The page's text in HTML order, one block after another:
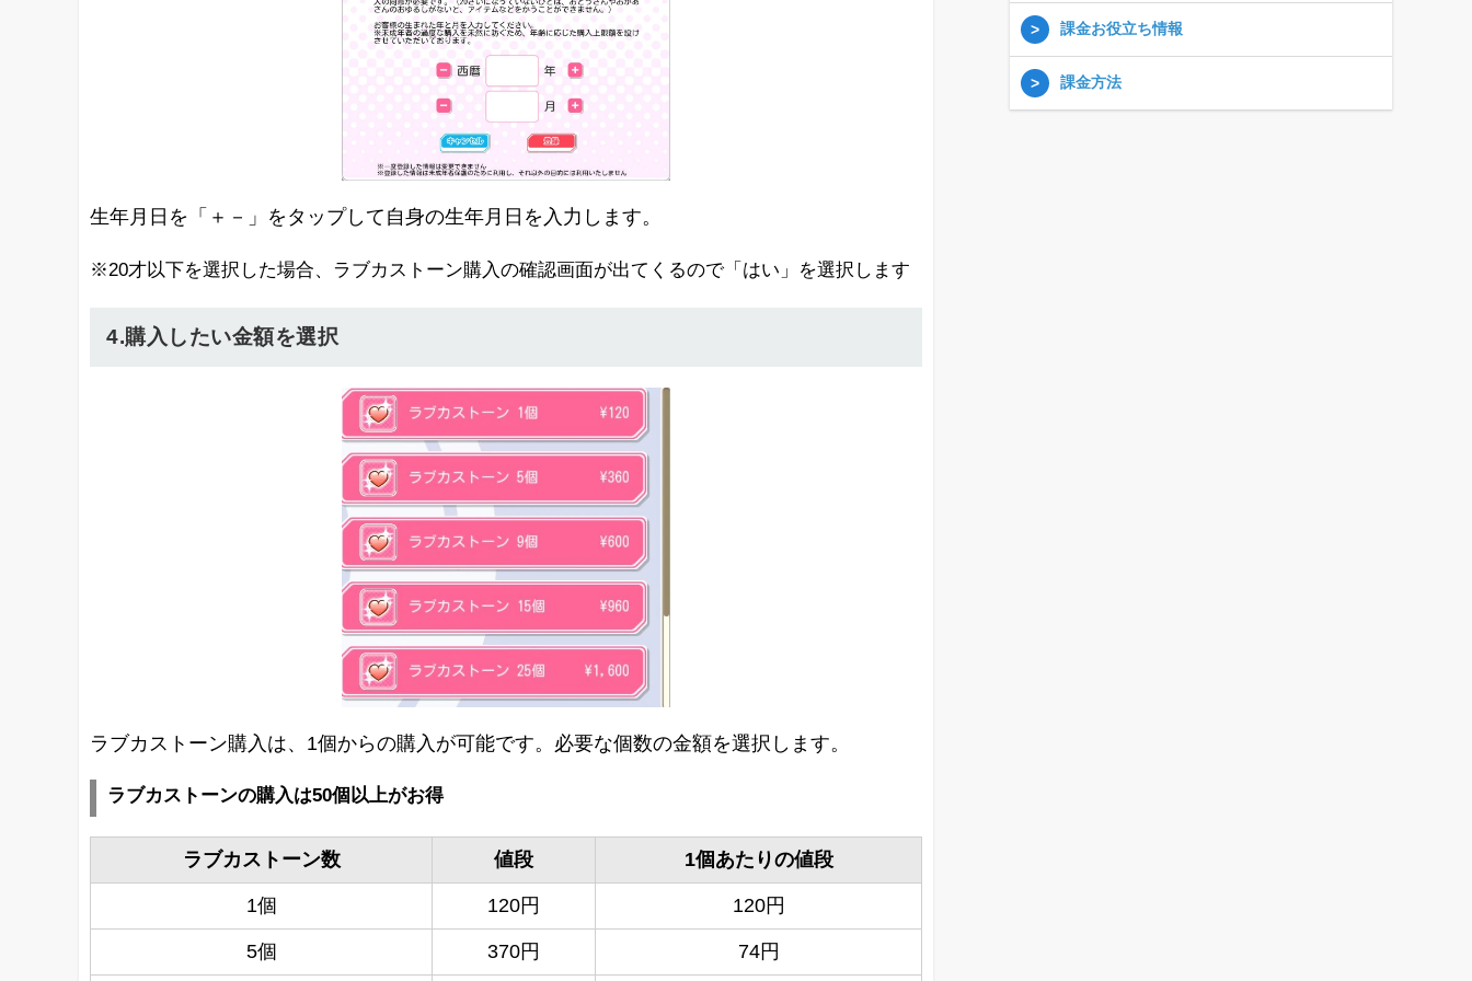
生年月日を「＋－」をタップして自身の生年月日を入力します。
※20才以下を選択した場合、ラブカストーン購入の確認画面が出てくるので「はい」を選択します
4.購入したい金額を選択
ラブカストーン購入は、1個からの購入が可能です。必要な個数の金額を選択します。
ラブカストーンの購入は50個以上がお得
ラブカストーン数 値段 1個あたりの値段
1個 120円 120円
5個 370円 74円
課金お役立ち情報
課金方法